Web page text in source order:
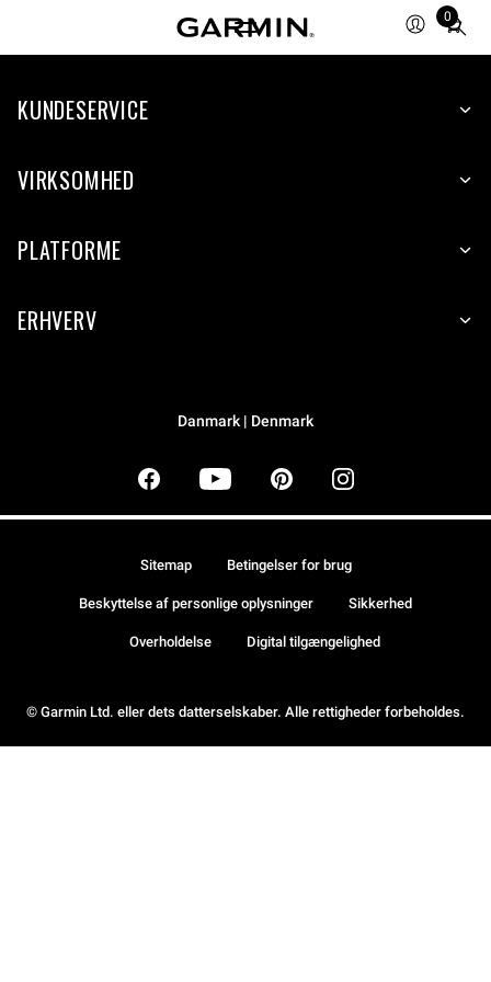
0
Total
items
cart:
KUNDESERVICE
VIRKSOMHED
PLATFORME
ERHVERV
Danmark | Denmark
© Garmin Ltd. eller dets datterselskaber. Alle rettigheder forbeholdes.
Sitemap Betingelser for brug
Beskyttelse af personlige oplysninger Sikkerhed
Overholdelse Digital tilgængelighed